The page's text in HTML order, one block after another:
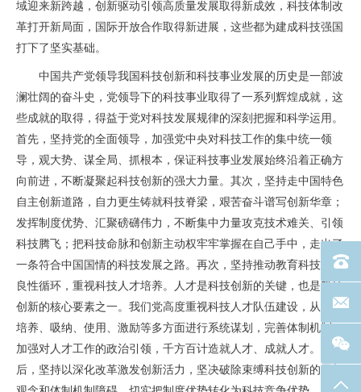
域迎来新跨越，创新驱动引领高质量发展取得新成效，科技体制改
革打开新局面，国际开放合作取得新进展，这些都为建成科技强国
打下了坚实基础。
中国共产党领导我国科技创新和科技事业发展的历史是一部波
澜壮阔的奋斗史，党领导下的科技事业取得了一系列辉煌成就，这
些成就的取得，得益于党对科技发展规律的深刻把握和科学运用。
首先，坚持党的全面领导，加强党中央对科技工作的集中统一领
导，观大势、谋全局、抓根本，保证科技事业发展始终沿着正确方
向前进，不断凝聚起科技创新的强大力量。其次，坚持走中国特色
自主创新道路，自力更生铸就科技脊梁，艰苦奋斗谱写创新华章；
发挥制度优势、汇聚磅礴伟力，不断集中力量攻克技术难关、引领
科技腾飞；把科技命脉和创新主动权牢牢掌握在自己手中，走出了
一条符合中国国情的科技发展之路。再次，坚持推动教育科技人才
良性循环，重视科技人才培养。人才是科技创新的关键，也是科技
创新的核心要素之一。我们党高度重视科技人才队伍建设，从人才
培养、吸纳、使用、激励等多方面进行系统谋划，完善体制机制，
加强对人才工作的政治引领，千方百计造就人才、成就人才。最
后，坚持以深化改革激发创新活力，坚决破除束缚科技创新的思想
电话
联系
返回